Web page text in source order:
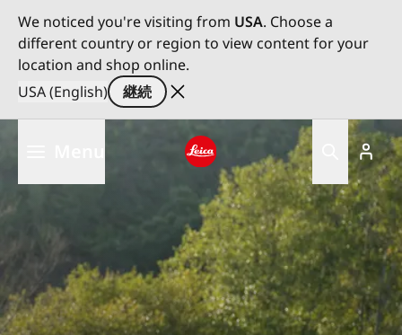
We noticed you're visiting from USA. Choose a
different country or region to view content for your
location and shop online.
USA (English)
継続
ン
テ
ン
ツ
に
移
Leica logo - Home